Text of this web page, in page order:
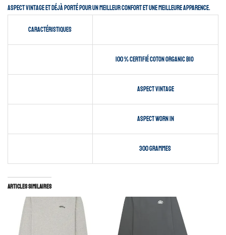
Aspect vintage et déjà porté pour un meilleur confort et une meilleure apparence.
Caractéristiques
100 % certifié coton organic bio
Aspect vintage
Aspect worn in
300 grammes
Articles similaires